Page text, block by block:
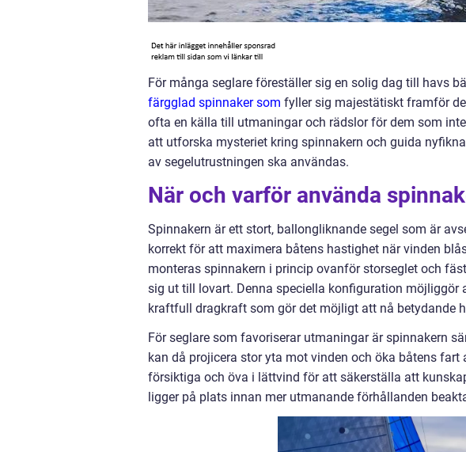
För många seglare föreställer sig en solig dag till havs
färgglad spinnaker som fyller sig majestätiskt framför
ofta en källa till utmaningar och rädslor för dem som
att utforska mysteriet kring spinnakern och guida
av segelutrustningen ska användas.
När och varför använda
Spinnakern är ett stort, ballongliknande segel som är
korrekt för att maximera båtens hastighet när vinden
monteras spinnakern i princip ovanför storseglet och
sig ut till lovart. Denna speciella konfiguration möjliggör
kraftfull dragkraft som gör det möjligt att nå betydande
För seglare som favoriserar utmaningar är spinnakern
kan då projicera stor yta mot vinden och öka båtens fart
försiktiga och öva i lättvind för att säkerställa att
ligger på plats innan mer utmanande förhållanden